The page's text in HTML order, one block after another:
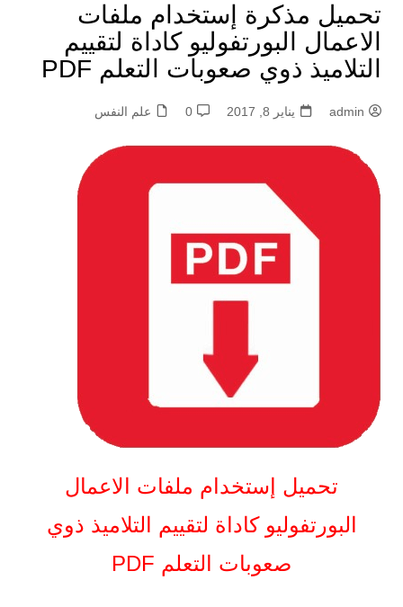
تحميل مذكرة إستخدام ملفات
الاعمال البورتفوليو كاداة لتقييم
التلاميذ ذوي صعوبات التعلم PDF
admin يناير 8, 2017 0 علم النفس
تحميل إستخدام ملفات الاعمال
البورتفوليو كاداة لتقييم التلاميذ ذوي
صعوبات التعلم PDF